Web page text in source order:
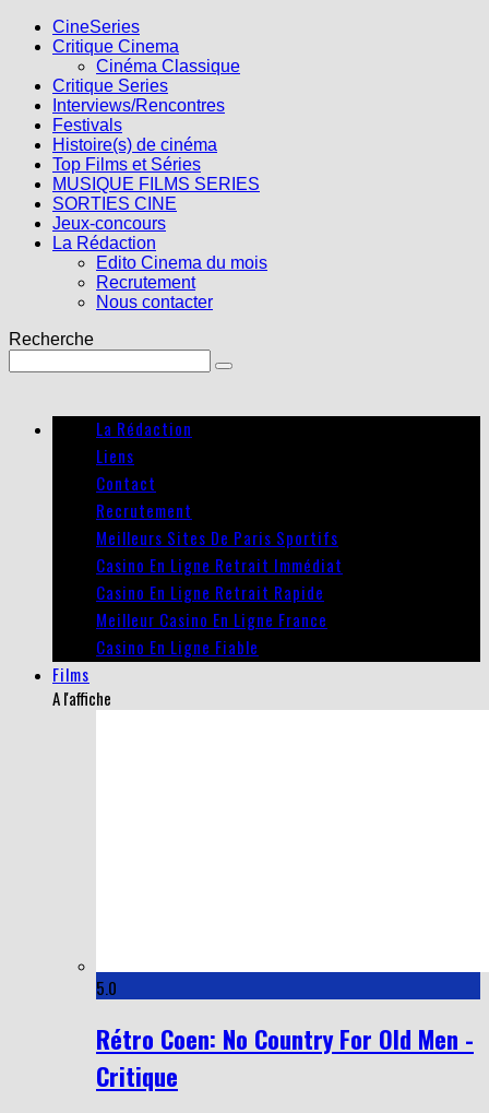
CineSeries
Critique Cinema
Cinéma Classique
Critique Series
Interviews/Rencontres
Festivals
Histoire(s) de cinéma
Top Films et Séries
MUSIQUE FILMS SERIES
SORTIES CINE
Jeux-concours
La Rédaction
Edito Cinema du mois
Recrutement
Nous contacter
Recherche
La Rédaction
Liens
Contact
Recrutement
Meilleurs Sites De Paris Sportifs
Casino En Ligne Retrait Immédiat
Casino En Ligne Retrait Rapide
Meilleur Casino En Ligne France
Casino En Ligne Fiable
Films
A l'affiche
5.0
Rétro Coen: No Country For Old Men -
Critique